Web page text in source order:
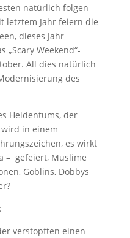
natürlich folgen
letztem Jahr feiern die
dieses Jahr
„Scary Weekend“-
All dies natürlich
des
Heidentums, der
in einem
es wirkt
– gefeiert, Muslime
Goblins, Dobbys
verstopften einen